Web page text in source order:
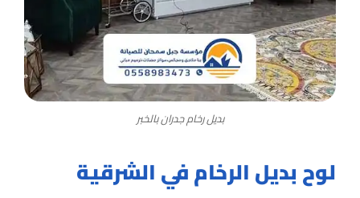
بديل رخام جدران بالخبر
لوح بديل الرخام في الشرقية